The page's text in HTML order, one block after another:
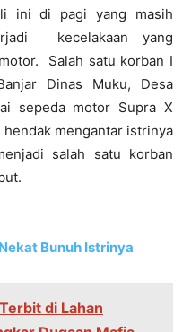
ini di pagi yang masih
kecelakaan yang
Salah satu korban I
Dinas Muku, Desa
sepeda motor Supra X
mengantar istrinya
salah satu korban
Bunuh Istrinya
di Lahan